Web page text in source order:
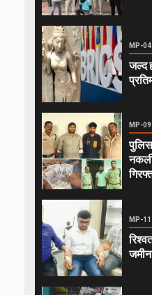
MP-04
जल्द
MP-09
पुलिस
MP-11